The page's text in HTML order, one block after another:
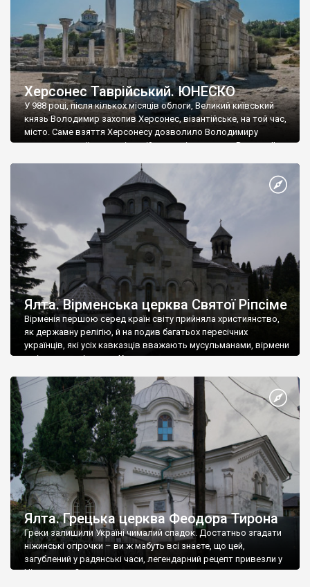
Херсонес Таврійський. ЮНЕСКО
У 988 році, після кількох місяців облоги, Великий київський
князь Володимир захопив Херсонес, візантійське, на той час,
місто. Саме взяття Херсонесу дозволило Володимиру
диктувати свої умови візантійському імператору Василю ІІ, та
Херсонесі Володимир-язичник, став Василем-християнином.
А потім було Хрещення Русі. На честь Херсонесу Таврійського
Ялта. Вірменська церква Святої Ріпсіме
Вірменія першою серед країн світу прийняла християнство,
як державну релігію, й на подив багатьох пересічних
українців, які усіх кавказців вважають мусульманами, вірмени
є відданими вірянами Христа
Ялта. Грецька церква Феодора Тирона
Греки залишили Україні чималий спадок. Достатньо згадати
ніжинські огірочки – ви ж мабуть всі знаєте, що цей,
загублений у радянські часи, легендарний рецепт привезли у
Ніжин греки?